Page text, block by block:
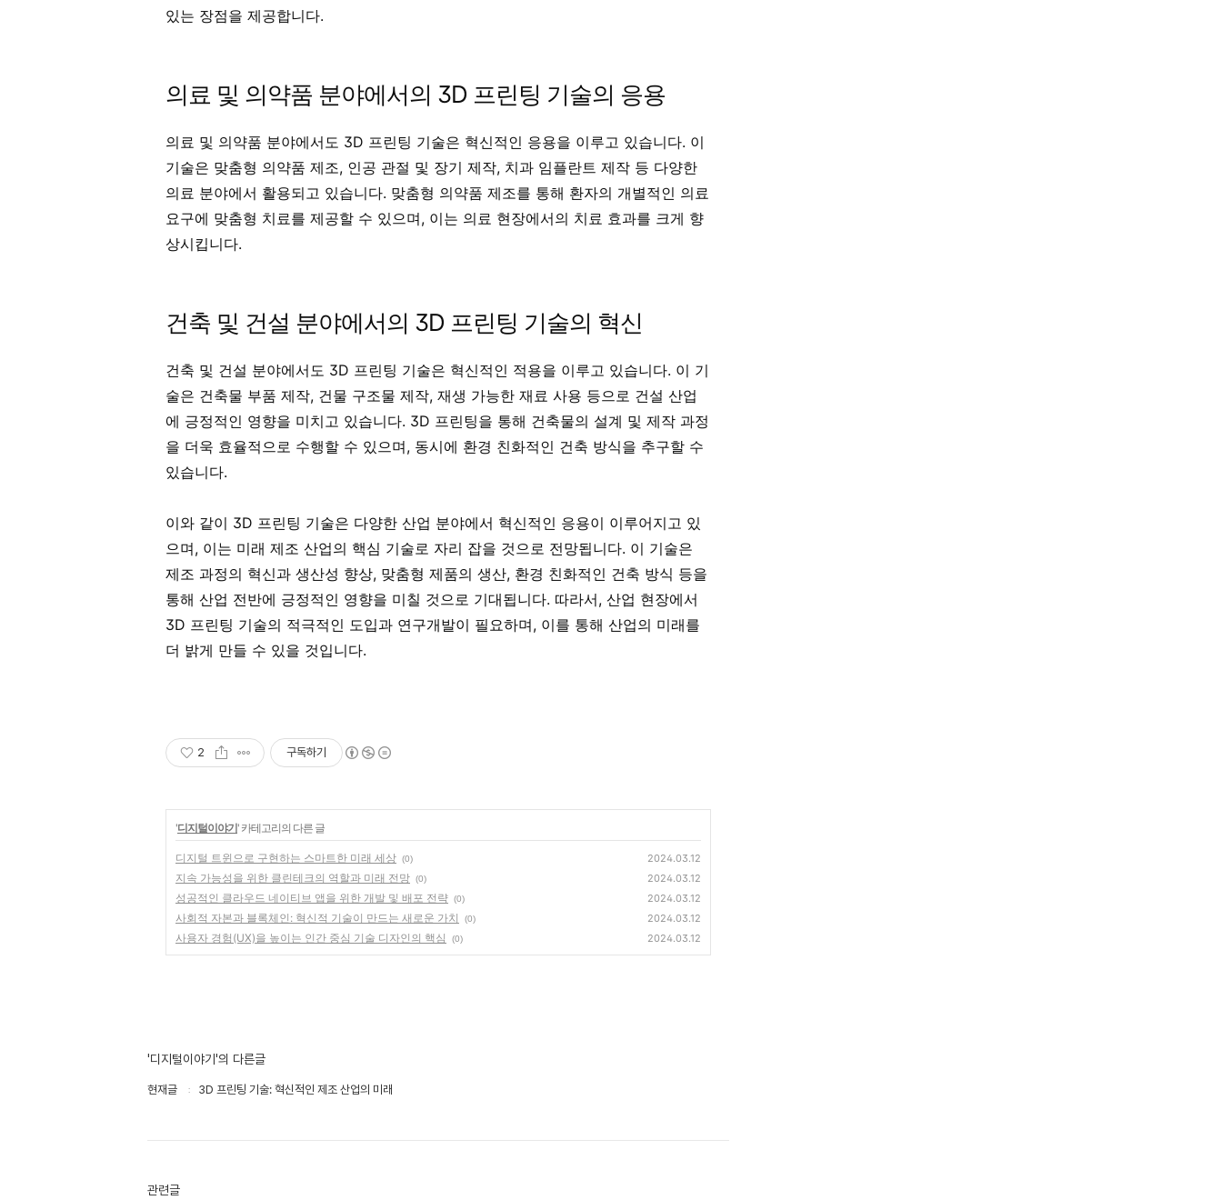
있는 장점을 제공합니다.
의료 및 의약품 분야에서의 3D 프린팅 기술의 응용
의료 및 의약품 분야에서도 3D 프린팅 기술은 혁신적인 응용을 이루고 있습니다. 이
기술은 맞춤형 의약품 제조, 인공 관절 및 장기 제작, 치과 임플란트 제작 등 다양한
의료 분야에서 활용되고 있습니다. 맞춤형 의약품 제조를 통해 환자의 개별적인 의료
요구에 맞춤형 치료를 제공할 수 있으며, 이는 의료 현장에서의 치료 효과를 크게 향
상시킵니다.
건축 및 건설 분야에서의 3D 프린팅 기술의 혁신
건축 및 건설 분야에서도 3D 프린팅 기술은 혁신적인 적용을 이루고 있습니다. 이 기
술은 건축물 부품 제작, 건물 구조물 제작, 재생 가능한 재료 사용 등으로 건설 산업
에 긍정적인 영향을 미치고 있습니다. 3D 프린팅을 통해 건축물의 설계 및 제작 과정
을 더욱 효율적으로 수행할 수 있으며, 동시에 환경 친화적인 건축 방식을 추구할 수
있습니다.
이와 같이 3D 프린팅 기술은 다양한 산업 분야에서 혁신적인 응용이 이루어지고 있
으며, 이는 미래 제조 산업의 핵심 기술로 자리 잡을 것으로 전망됩니다. 이 기술은
제조 과정의 혁신과 생산성 향상, 맞춤형 제품의 생산, 환경 친화적인 건축 방식 등을
통해 산업 전반에 긍정적인 영향을 미칠 것으로 기대됩니다. 따라서, 산업 현장에서
3D 프린팅 기술의 적극적인 도입과 연구개발이 필요하며, 이를 통해 산업의 미래를
더 밝게 만들 수 있을 것입니다.
2 구독하기
'디지털이야기' 카테고리의 다른 글
디지털 트윈으로 구현하는 스마트한 미래 세상 (0) 2024.03.12
지속 가능성을 위한 클린테크의 역할과 미래 전망 (0) 2024.03.12
성공적인 클라우드 네이티브 앱을 위한 개발 및 배포 전략 (0) 2024.03.12
사회적 자본과 블록체인: 혁신적 기술이 만드는 새로운 가치 (0) 2024.03.12
사용자 경험(UX)을 높이는 인간 중심 기술 디자인의 핵심 (0) 2024.03.12
'디지털이야기'의 다른글
현재글 3D 프린팅 기술: 혁신적인 제조 산업의 미래
관련글